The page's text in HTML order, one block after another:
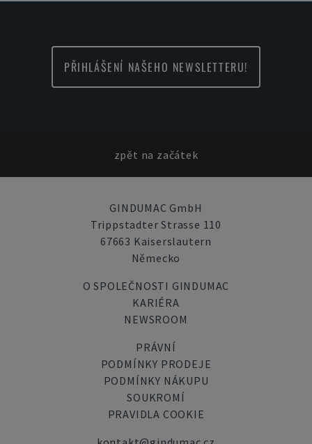
PŘIHLÁŠENÍ NAŠEHO NEWSLETTERU!
zpět na začátek
GINDUMAC GmbH
Trippstadter Strasse 110
67663 Kaiserslautern
Německo
O SPOLEČNOSTI GINDUMAC
KARIÉRA
NEWSROOM
PRÁVNÍ
PODMÍNKY PRODEJE
PODMÍNKY NÁKUPU
SOUKROMÍ
PRAVIDLA COOKIE